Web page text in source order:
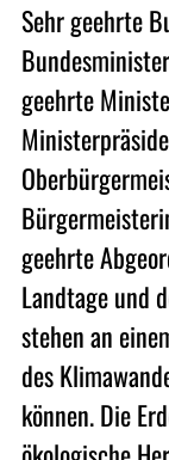
Sehr geehrte
geehrte
geehrte
Landtage und
stehen an
des
können. Die